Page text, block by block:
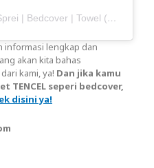
A post shared by Premium Sprei | Bedcover | Towel (@haisante)
informasi lengkap dan
akan kita bahas
kami, ya! Dan jika kamu
TENCEL seperi bedcover,
disini ya!